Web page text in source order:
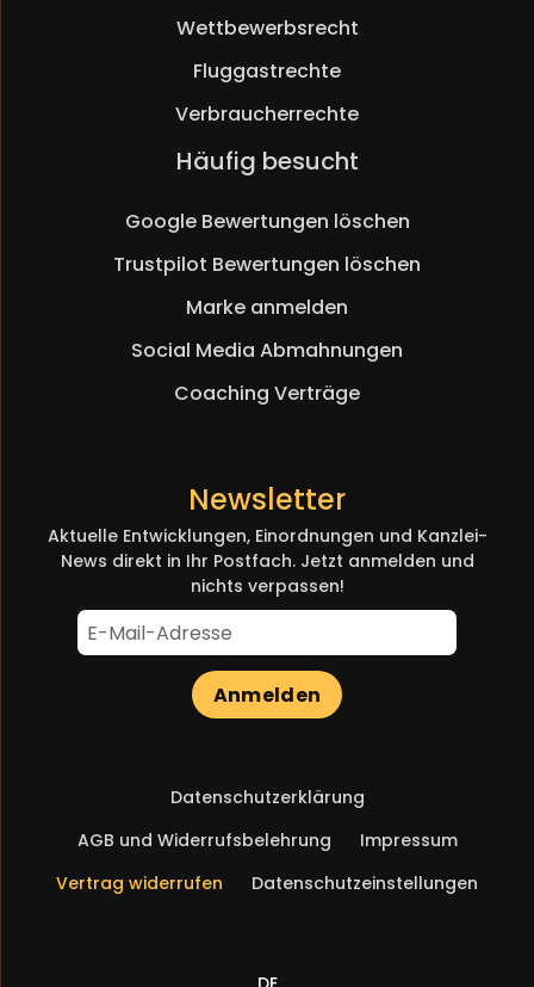
Wettbewerbsrecht
Fluggastrechte
Verbraucherrechte
Häufig besucht
Google Bewertungen löschen
Trustpilot Bewertungen löschen
Marke anmelden
Social Media Abmahnungen
Coaching Verträge
Newsletter
Aktuelle Entwicklungen, Einordnungen und Kanzlei-
News direkt in Ihr Postfach. Jetzt anmelden und
nichts verpassen!
Anmelden
Navigation
Datenschutzerklärung
AGB und Widerrufsbelehrung
Impressum
Vertrag widerrufen
Datenschutzeinstellungen